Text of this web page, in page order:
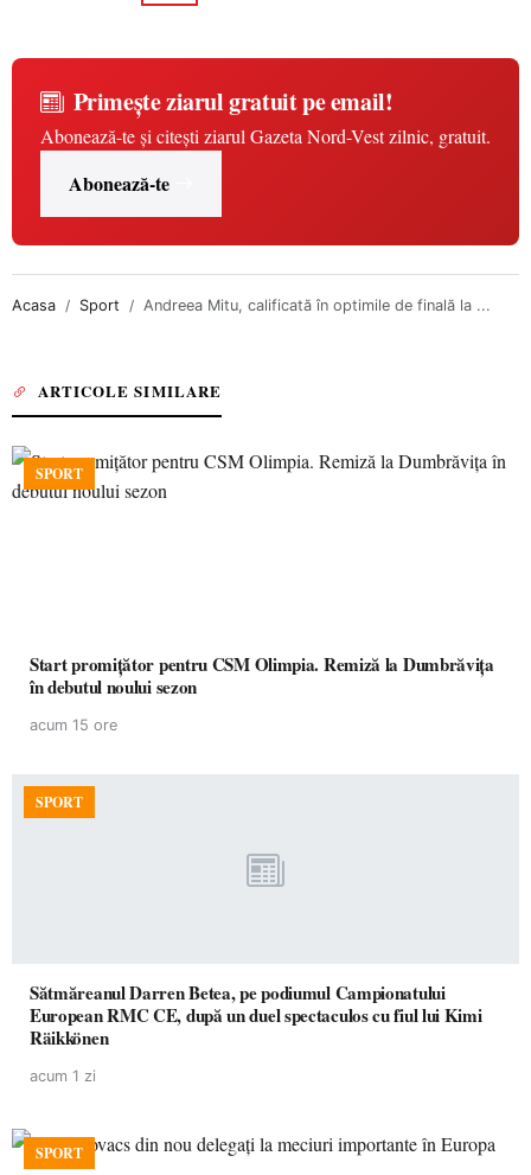
Primește ziarul gratuit pe email!
Abonează-te și citești ziarul Gazeta Nord-Vest zilnic, gratuit.
Abonează-te
Acasa Sport Andreea Mitu, calificată în optimile de finală la ...
ARTICOLE SIMILARE
SPORT
Start promițător pentru CSM Olimpia. Remiză la Dumbrăvița
în debutul noului sezon
acum 15 ore
SPORT
Sătmăreanul Darren Betea, pe podiumul Campionatului
European RMC CE, după un duel spectaculos cu fiul lui Kimi
Räikkönen
acum 1 zi
SPORT